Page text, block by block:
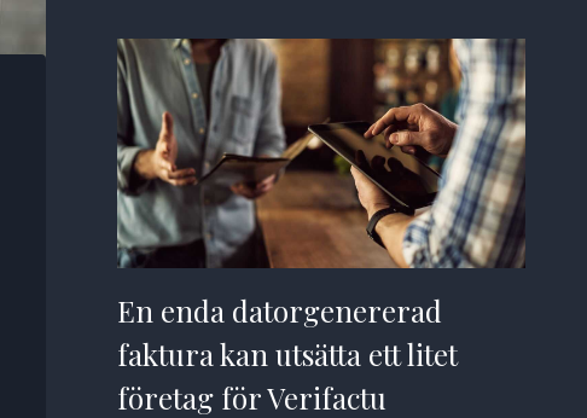
En enda datorgenererad
faktura kan utsätta ett litet
företag för Verifactu